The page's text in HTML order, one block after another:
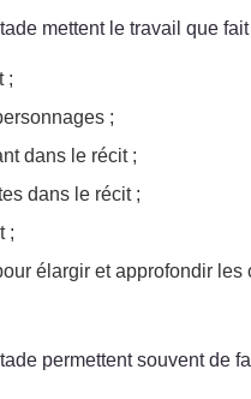
mettent le travail que
;
;
dans le récit ;
dans le récit ;
;
élargir et approfondir
permettent souvent de